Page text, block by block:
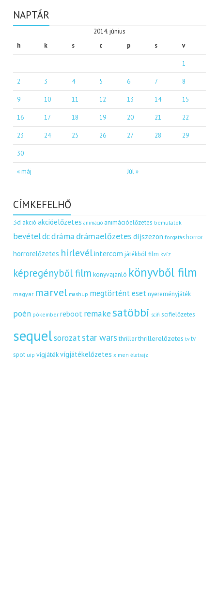
NAPTÁR
2014. június
h
k s c p s v
« máj Júl »
1
2 3 4 5 6 7 8
9 10 11 12 13 14 15
16 17 18 19 20 21 22
23 24 25 26 27 28 29
30
CÍMKEFELHŐ
3d akció akcióelőzetes animáció animációelőzetes bemutatók
bevételdcdráma drámaelőzetes díjszezon forgatás horror
horrorelőzetes hírlevélintercom játékból film kvíz
képregényből film könyvajánló könyvből film
magyar marvel mashup megtörtént eset nyereményjáték
poén pókember reboot remakesatöbbi scifi scifielőzetes
sequelsorozatstar wars thriller thrillerelőzetes tv tv
spot uip vígjátékvígjátékelőzetes x men életrajz